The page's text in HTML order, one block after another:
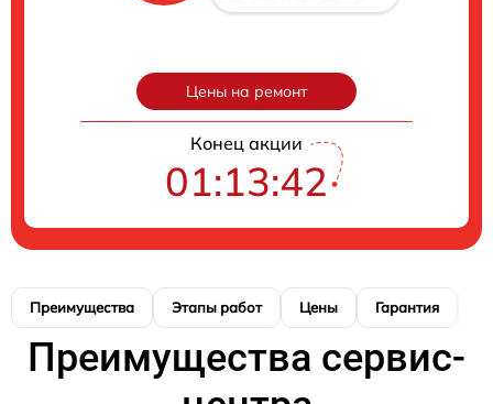
Цены на ремонт
Конец акции
01:13:40
Преимущества Этапы работ Цены Гарантия
Преимущества сервис-